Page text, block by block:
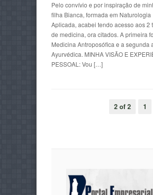
Pelo convívio e por inspiração de
filha Bianca, formada em Naturologia
Aplicada, acabei tendo acesso aos 2
de medicina, ora citados. A primeira
Medicina Antroposófica e a segunda
Ayurvédica. MINHA VISÃO E
PESSOAL: Vou […]
2 of 2 1